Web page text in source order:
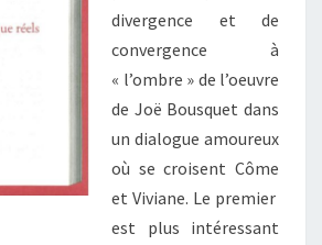
divergence et de
convergence à
« l’ombre » de l’oeuvre
de Joë Bousquet dans
un dialogue amoureux
où se croisent Côme
et Viviane. Le premier
est plus intéressant